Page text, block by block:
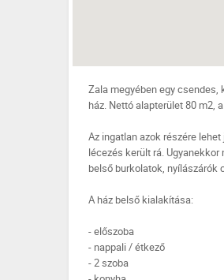
Zala megyében egy
ház. Nettó alapterület 80 m2,
Az ingatlan azok részére
lécezés került rá.
belső burkolatok, nyílászárók
A ház belső kialakítása:
- előszoba
- nappali / étkező
- 2 szoba